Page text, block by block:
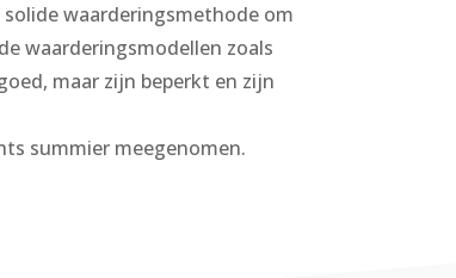
waarderingsmethode om
waarderingsmodellen zoals
maar zijn beperkt en zijn
summier meegenomen.